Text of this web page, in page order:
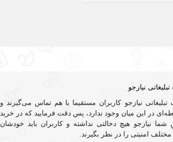
نیازجو کاربران مستقیما با هم تماس می‌گیرند و
در این میان وجود ندارد، پس دقت فرمایید که در خرید
نیازجو هیچ دخالتی نداشته و کاربران باید خودشان
امنیتی را در نظر بگیرند.